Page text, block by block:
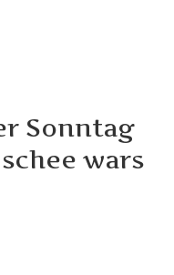
Sonntag
wars